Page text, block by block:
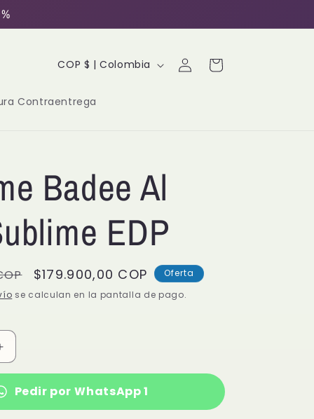
Contraentrega
P
/
r
e
g
i
ó
COP $ | Colombia
Iniciar
sesión
Carrito
Badee Al
EDP
Precio
de
$179.900,00 COP
Oferta
se calculan en la pantalla de pago.
Pedir por WhatsApp 1